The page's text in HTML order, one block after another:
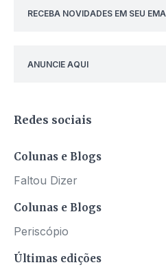
RECEBA NOVIDADES EM SEU
ANUNCIE AQUI
Redes sociais
Colunas e Blogs
Faltou Dizer
Colunas e Blogs
Periscópio
Últimas edições